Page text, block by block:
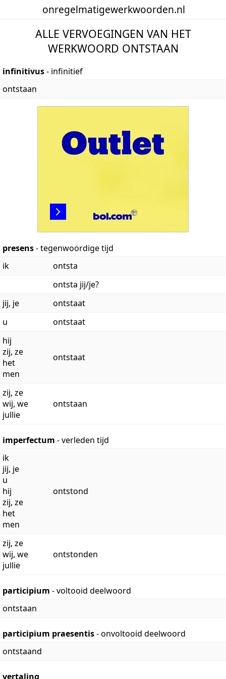
onregelmatigewerkwoorden.nl
ALLE VERVOEGINGEN VAN HET
WERKWOORD ONTSTAAN
infinitivus- infinitief
ontstaan
presens- tegenwoordige tijd
ik
ontsta
ontsta jij/je?
jij, je
ontstaat
u
ontstaat
hij
zij, ze
het
men
ontstaat
zij, ze
wij, we
jullie
ontstaan
imperfectum - verleden tijd
ik
jij, je
u
hij
zij, ze
het
men
ontstond
zij, ze
wij, we
jullie
ontstonden
participium - voltooid deelwoord
ontstaan
participium praesentis- onvoltooid deelwoord
ontstaand
vertaling